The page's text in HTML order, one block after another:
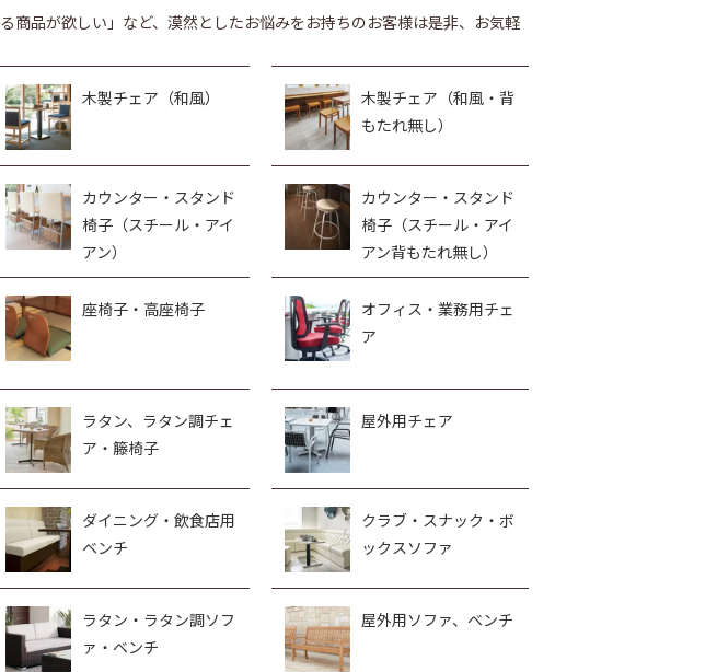
商品が欲しい」など、漠然としたお悩みをお持ちのお客様は是非、お気軽
木製チェア（和風）
木製チェア（和風・背
もたれ無し）
カウンター・スタンド
椅子（スチール・アイ
アン）
カウンター・スタンド
椅子（スチール・アイ
アン背もたれ無し）
座椅子・高座椅子
オフィス・業務用チェ
ア
ラタン、ラタン調チェ
ア・籐椅子
屋外用チェア
ダイニング・飲食店用
ベンチ
クラブ・スナック・ボ
ックスソファ
ラタン・ラタン調ソフ
ァ・ベンチ
屋外用ソファ、ベンチ